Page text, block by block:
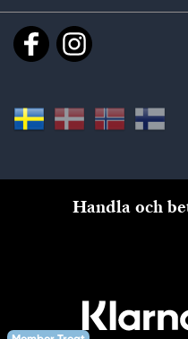
Handla och